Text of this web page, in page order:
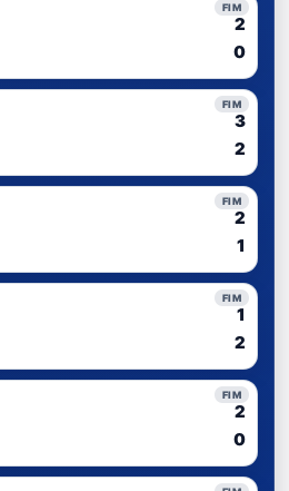
FIM
2
0
FIM
3
2
FIM
2
1
FIM
1
2
FIM
2
0